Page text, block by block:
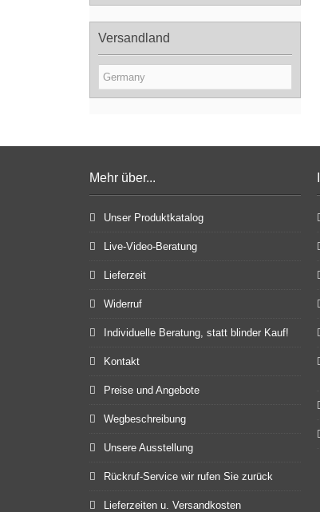
Versandland
Mehr über...
Unser Produktkatalog
Live-Video-Beratung
Lieferzeit
Widerruf
Individuelle Beratung, statt blinder Kauf!
Kontakt
Preise und Angebote
Wegbeschreibung
Unsere Ausstellung
Rückruf-Service wir rufen Sie zurück
Lieferzeiten u. Versandkosten